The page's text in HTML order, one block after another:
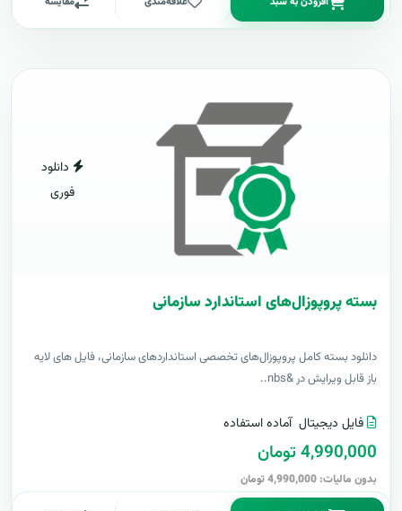
دانلود
فوری
بسته پروپوزال‌های استاندارد سازمانی
دانلود بسته کامل پروپوزال‌های تخصصی استانداردهای سازمانی، فایل های لایه
باز قابل ویرایش در &nbs..
فایل دیجیتال آماده استفاده
4,990,000 تومان
بدون مالیات: 4,990,000 تومان